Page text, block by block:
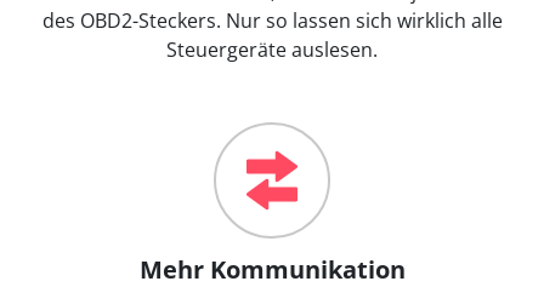
des OBD2-Steckers. Nur so lassen sich wirklich alle
Steuergeräte auslesen.
Mehr Kommunikation